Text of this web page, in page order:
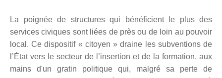
La poignée de structures qui bénéficient le plus des
services civiques sont liées de près ou de loin au pouvoir
local. Ce dispositif « citoyen » draine les subventions de
l’État vers le secteur de l’insertion et de la formation, aux
mains d'un gratin politique qui, malgré sa perte de